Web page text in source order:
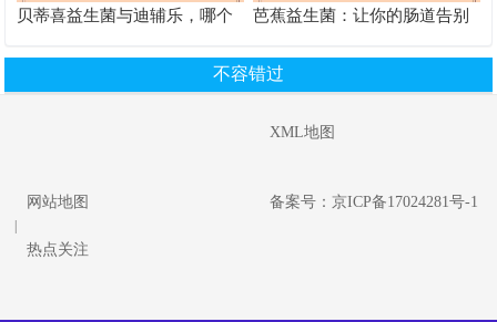
贝蒂喜益生菌与迪辅乐，哪个
芭蕉益生菌：让你的肠道告别
不容错过
XML地图
网站地图
热点关注
备案号：京ICP备17024281号-1